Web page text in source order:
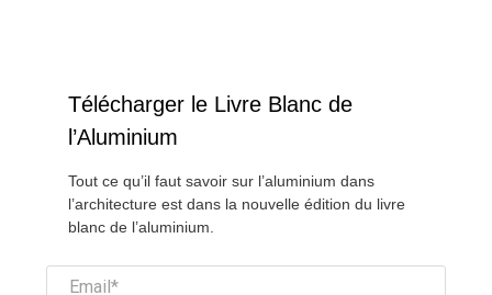
Télécharger le Livre Blanc de
l’Aluminium
Tout ce qu’il faut savoir sur l’aluminium dans
l’architecture est dans la nouvelle édition du livre
blanc de l’aluminium.